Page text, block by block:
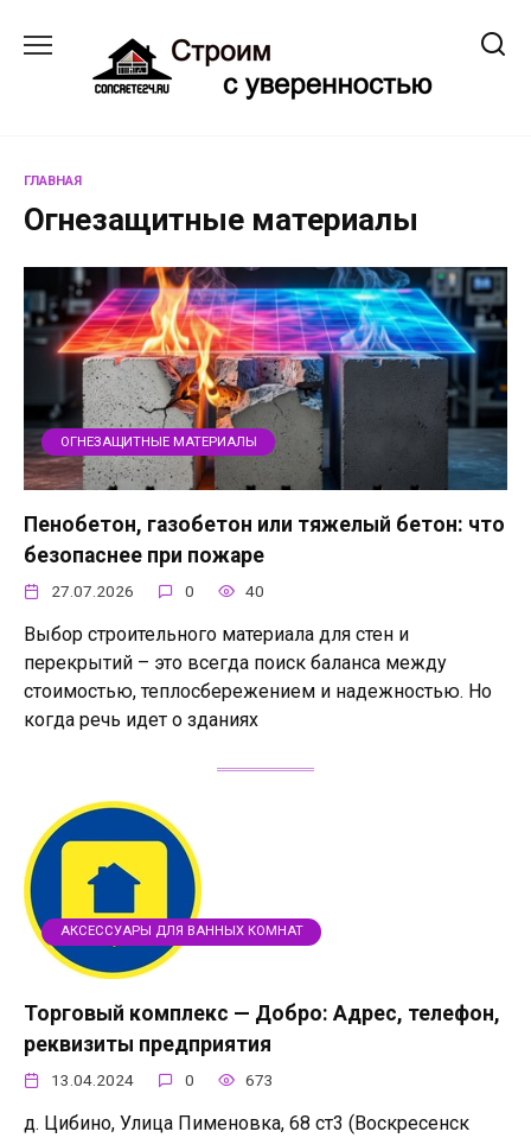
содержанию
ГЛАВНАЯ
Огнезащитные материалы
ОГНЕЗАЩИТНЫЕ МАТЕРИАЛЫ
Пенобетон, газобетон или тяжелый бетон: что
безопаснее при пожаре
27.07.2026 0 40
Выбор строительного материала для стен и
перекрытий – это всегда поиск баланса между
стоимостью, теплосбережением и надежностью. Но
когда речь идет о зданиях
АКСЕССУАРЫ ДЛЯ ВАННЫХ КОМНАТ
Торговый комплекс — Добро: Адрес, телефон,
реквизиты предприятия
13.04.2024 0 673
д. Цибино, Улица Пименовка, 68 ст3 (Воскресенск